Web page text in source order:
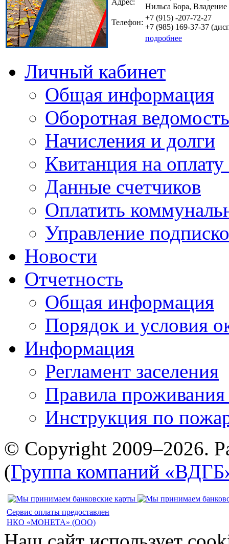
Нильса Бора,
Телефон:
+7 (915) -207-72-27
+7 (985) 169-37-37
подробнее
Личный кабинет
Общая информация
Оборотная ведомость
Начисления и долги
Квитанция на
Данные счетчиков
Оплатить
Управление
Новости
Отчетность
Общая информация
Порядок и условия
Информация
Регламент заселения
Правила
Инструкция по
© Copyright 2009–2026.
(Группа компаний
Сервис оплаты предоставлен
НКО «МОНЕТА» (ООО)